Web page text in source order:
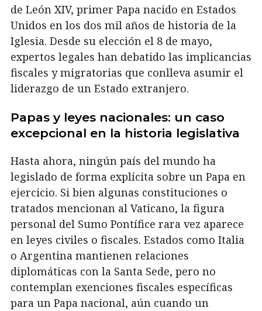
de León XIV, primer Papa nacido en Estados
Unidos en los dos mil años de historia de la
Iglesia. Desde su elección el 8 de mayo,
expertos legales han debatido las implicancias
fiscales y migratorias que conlleva asumir el
liderazgo de un Estado extranjero.
Papas y leyes nacionales: un caso
excepcional en la historia legislativa
Hasta ahora, ningún país del mundo ha
legislado de forma explícita sobre un Papa en
ejercicio. Si bien algunas constituciones o
tratados mencionan al Vaticano, la figura
personal del Sumo Pontífice rara vez aparece
en leyes civiles o fiscales. Estados como Italia
o Argentina mantienen relaciones
diplomáticas con la Santa Sede, pero no
contemplan exenciones fiscales específicas
para un Papa nacional, aún cuando un